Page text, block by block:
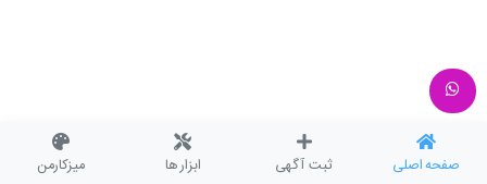
صفحه اصلی ثبت آگهی ابزار ها میزکارمن